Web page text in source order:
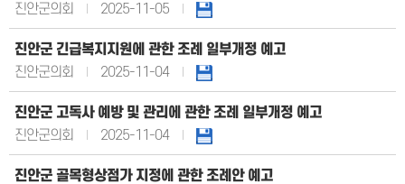
진안군의회
2025-11-05
진안군 긴급복지지원에 관한 조례 일부개정 예고
진안군의회
2025-11-04
진안군 고독사 예방 및 관리에 관한 조례 일부개정 예고
진안군의회
2025-11-04
진안군 골목형상점가 지정에 관한 조례안 예고